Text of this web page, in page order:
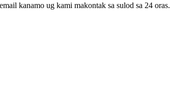
kanamo ug kami makontak sa sulod sa 24 oras.